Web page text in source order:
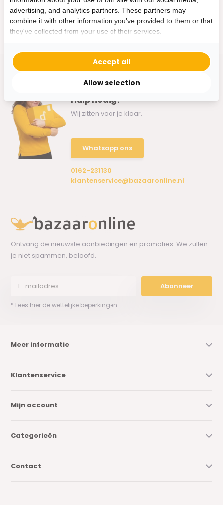
1van1artikelen
Hulp nodig?
Wij zitten voor je klaar.
Whatsapp ons
0162-231130
klantenservice@bazaaronline.nl
Ontvang de nieuwste aanbiedingen en promoties. We zullen
je niet spammen, beloofd.
Abonneer
* Lees hier de wettelijke beperkingen
Meer informatie
Klantenservice
Mijn account
Categorieën
Contact
advertising, and analytics partners. These partners may
combine it with other information you've provided to them or that
they've collected from your use of their services.
Allow selection
Accept all